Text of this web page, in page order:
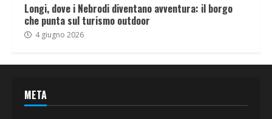
Longi, dove i Nebrodi diventano avventura: il borgo
che punta sul turismo outdoor
4 giugno 2026
META